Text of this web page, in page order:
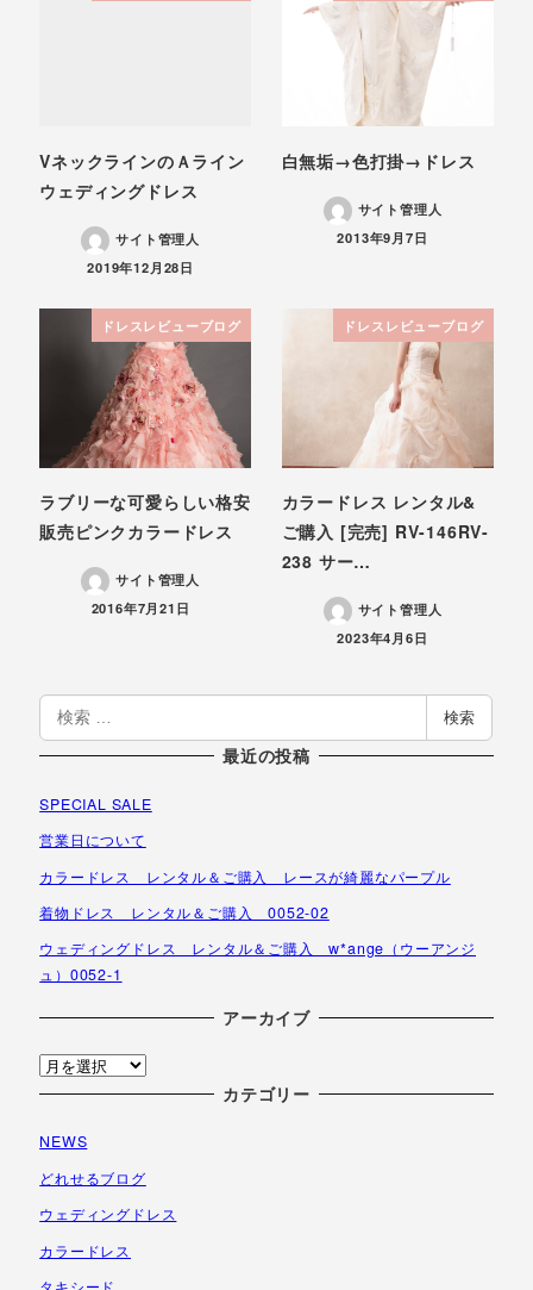
VネックラインのＡライン
ウェディングドレス
サイト管理人
投稿日
2019年12月28日
白無垢→色打掛→ドレス
サイト管理人
投稿日
2013年9月7日
ドレスレビューブログ
ラブリーな可愛らしい格安
販売ピンクカラードレス
サイト管理人
投稿日
2016年7月21日
ドレスレビューブログ
カラードレス レンタル&
ご購入 [完売] RV-146RV-
238 サー…
サイト管理人
投稿日
2023年4月6日
検
索
検索
最近の投稿
SPECIAL SALE
営業日について
カラードレス レンタル＆ご購入 レースが綺麗なパープル
着物ドレス レンタル＆ご購入 0052-02
ウェディングドレス レンタル＆ご購入 w*ange（ウーアンジ
ュ）0052-1
アーカイブ
ア
ー
イ
ブ
カテゴリー
NEWS
どれせるブログ
ウェディングドレス
カラードレス